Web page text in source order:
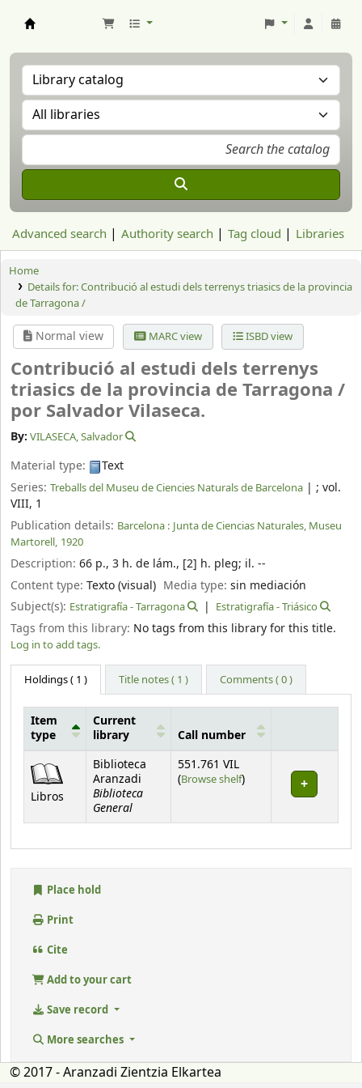
Advanced search Authority search Tag cloud Libraries
Home
Details for:Contribució al estudi dels terrenys triasics de la provincia
de Tarragona /
Normal view MARC view ISBD view
Contribució al estudi dels terrenys
triasics de la provincia de Tarragona /
por Salvador Vilaseca.
By: VILASECA, Salvador
Material type:
Text
Series: Treballs del Museu de Ciencies Naturals de Barcelona | ; vol.
VIII, 1
Publication details: Barcelona : Junta de Ciencias Naturales, Museu
Martorell, 1920
Description: 66 p., 3 h. de lám., [2] h. pleg; il. --
Content type: Texto (visual) Media type:sin mediación
Subject(s): Estratigrafía - Tarragona Estratigrafía - Triásico
Tags from this library: No tags from this library for this title.
Log in to add tags.
Holdings( 1 ) Title notes ( 1 ) Comments ( 0 )
Holdings
Item
type
Current
library
Call number
Libros
Biblioteca
Aranzadi
Biblioteca
General
551.761 VIL
(Browse shelf(Opens below)
)
Place hold
Print
Cite
Add to your cart
Save record
More searches
© 2017 - Aranzadi Zientzia Elkartea